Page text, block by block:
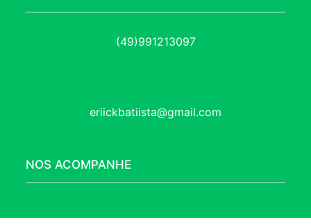
(49)991213097
eriickbatiista@gmail.com
NOS ACOMPANHE